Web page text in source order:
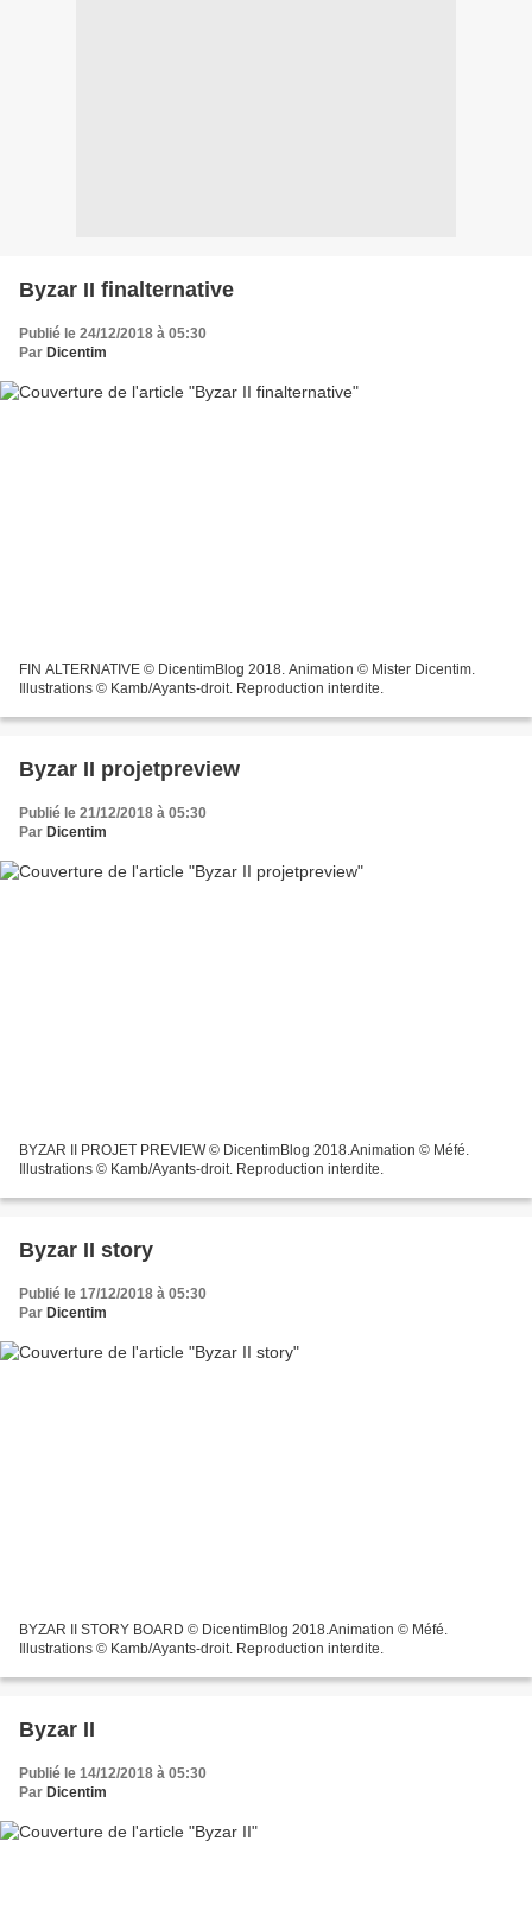
Byzar II finalternative
Publié le 24/12/2018 à 05:30
Par Dicentim
FIN ALTERNATIVE © DicentimBlog 2018. Animation © Mister Dicentim.
Illustrations © Kamb/Ayants-droit. Reproduction interdite.
Byzar II projetpreview
Publié le 21/12/2018 à 05:30
Par Dicentim
BYZAR II PROJET PREVIEW © DicentimBlog 2018.Animation © Méfé.
Illustrations © Kamb/Ayants-droit. Reproduction interdite.
Byzar II story
Publié le 17/12/2018 à 05:30
Par Dicentim
BYZAR II STORY BOARD © DicentimBlog 2018.Animation © Méfé.
Illustrations © Kamb/Ayants-droit. Reproduction interdite.
Byzar II
Publié le 14/12/2018 à 05:30
Par Dicentim